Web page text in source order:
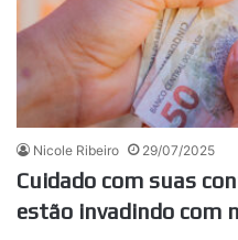
Nicole Ribeiro 29/07/2025
Cuidado com suas
estão invadindo com